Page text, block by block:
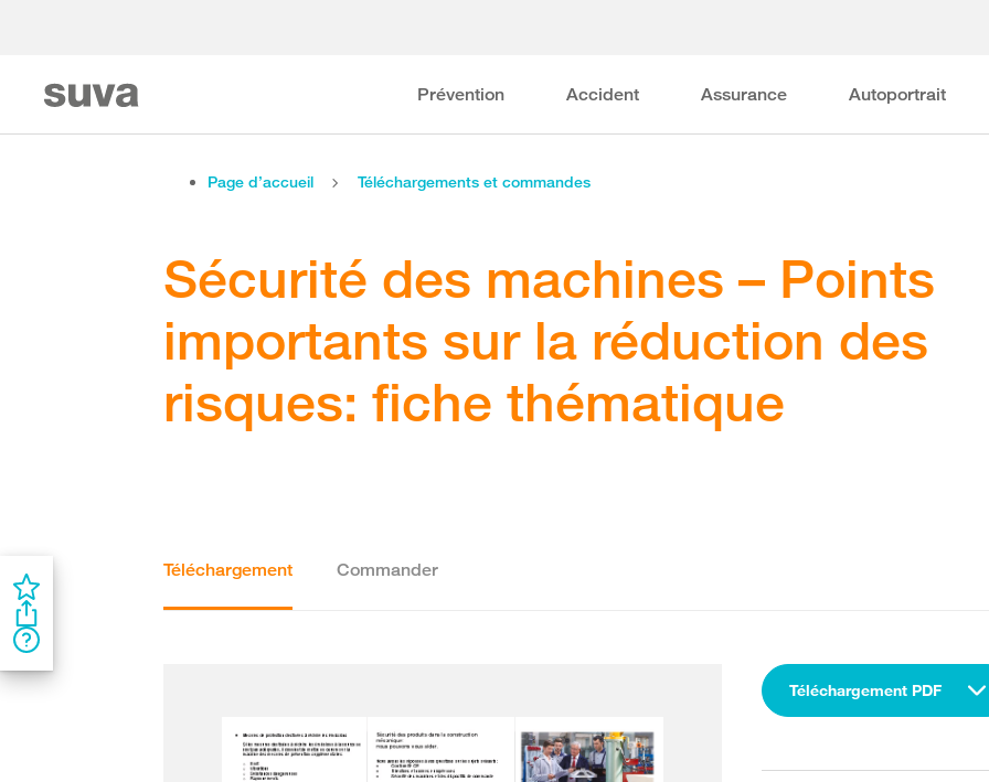
Prévention Accident Assurance Autoportrait
Page d’accueil Téléchargements et commandes
Sécurité des machines – Points
importants sur la réduction des
risques: fiche thématique
Téléchargement Commander
Téléchargement PDF